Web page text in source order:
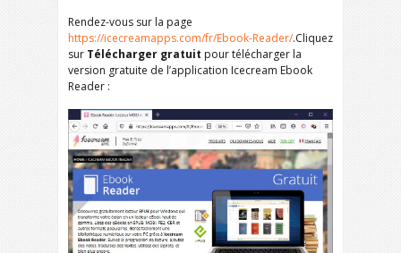
Rendez-vous sur la page
https://icecreamapps.com/fr/Ebook-Reader/.Cliquez
sur Télécharger gratuit pour télécharger la
version gratuite de l’application Icecream Ebook
Reader :